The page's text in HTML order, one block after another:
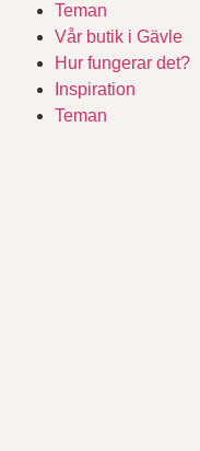
Teman
Vår butik i Gävle
Hur fungerar det?
Inspiration
Teman